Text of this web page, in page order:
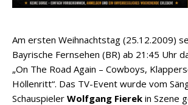
Morgan Wallen, Dolly Parton
Am ersten Weihnachtstag (25.12.2009)
Bayrische Fernsehen (BR) ab 21:45 Uhr
„On The Road Again – Cowboys,
Höllenritt“. Das TV-Event wurde vom
Schauspieler Wolfgang Fierek in Szene